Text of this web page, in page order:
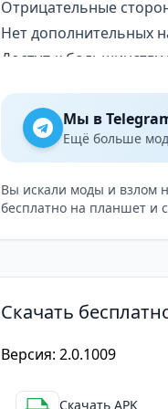
Отрицательные
Нет дополнительных
Доступ к большинству
Также вы можете
библиотеку
Когда вы смотрите
скрываются, а при
Мы в
Ещё больше
Вы искали моды и взлом
бесплатно на планшет и
Скачать
Версия: 2.0.1009
Скачать APK